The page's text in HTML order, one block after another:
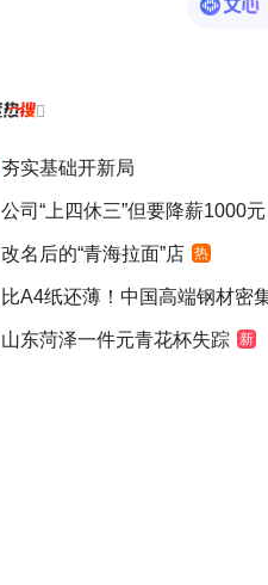

夯实基础开新局
公司“上四休三”但要降薪1000元
改名后的“青海拉面”店 热
比A4纸还薄！中国高端钢材密
山东菏泽一件元青花杯失踪 新